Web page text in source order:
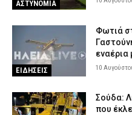
ΑΣΤΥΝΟΜΙΑ 10 Αυγούστου 2026
Φωτιά στον Κουβαρά
χελώνα (βίντεο)
ΕΙΔΗΣΕΙΣ 10 Αυγούστου 2026 11:02
Συνελήφθη 53χρονος
ΑΣΤΥΝΟΜΙΑ 10 Αυγούστου 2026
ΑΣΤΥΝΟΜΙΑ
ΕΙΔΗΣΕΙΣ
Φωτιά
εναέρια
10
Σούδα:
που